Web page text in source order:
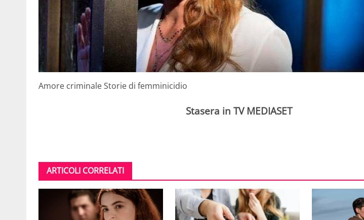
Amore criminale Storie di femminicidio
Stasera in TV MEDIASET
ARTICOLI CORRELATI